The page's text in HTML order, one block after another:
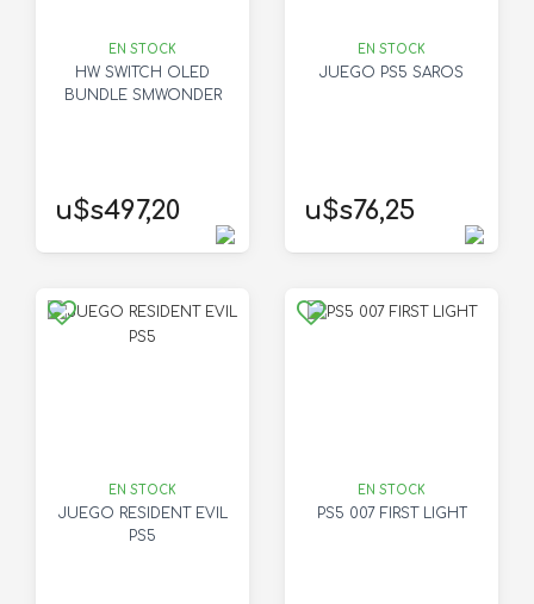
EN STOCK
HW SWITCH OLED
BUNDLE SMWONDER
u$s497,20
EN STOCK
JUEGO PS5 SAROS
u$s76,25
EN STOCK
JUEGO RESIDENT EVIL
PS5
EN STOCK
PS5 007 FIRST LIGHT